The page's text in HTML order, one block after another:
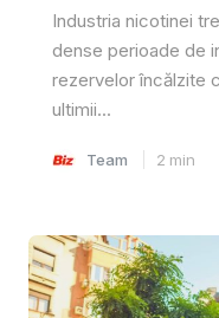
Industria nicotinei
dense perioade de
rezervelor încălzite
ultimii...
Team 2 min